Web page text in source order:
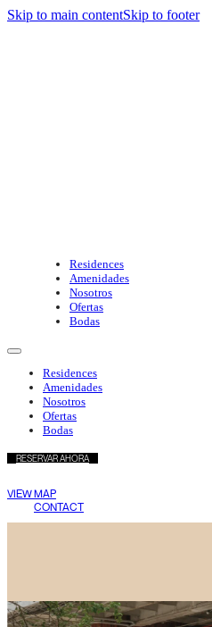
Skip to main contentSkip to footer
Residences
Amenidades
Nosotros
Ofertas
Bodas
Residences
Amenidades
Nosotros
Ofertas
Bodas
RESERVAR AHORA
Medellín
VIEW MAP
CONTACT